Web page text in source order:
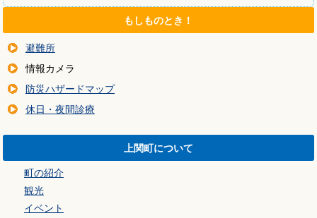
もしものとき！
避難所
情報カメラ
防災ハザードマップ
休日・夜間診療
上関町について
町の紹介
観光
イベント